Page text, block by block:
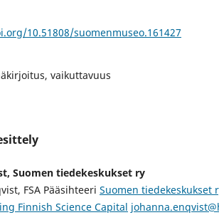
10.51808/suomenmuseo.161427
vaikuttavuus
Suomen tiedekeskukset ry
FSA Pääsihteeri Suomen tiedekeskukset
Finnish Science Capital